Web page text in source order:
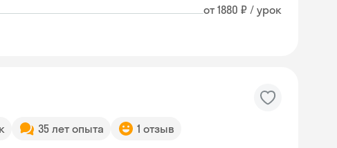
от 1880 ₽ / урок
35 лет опыта 1 отзыв